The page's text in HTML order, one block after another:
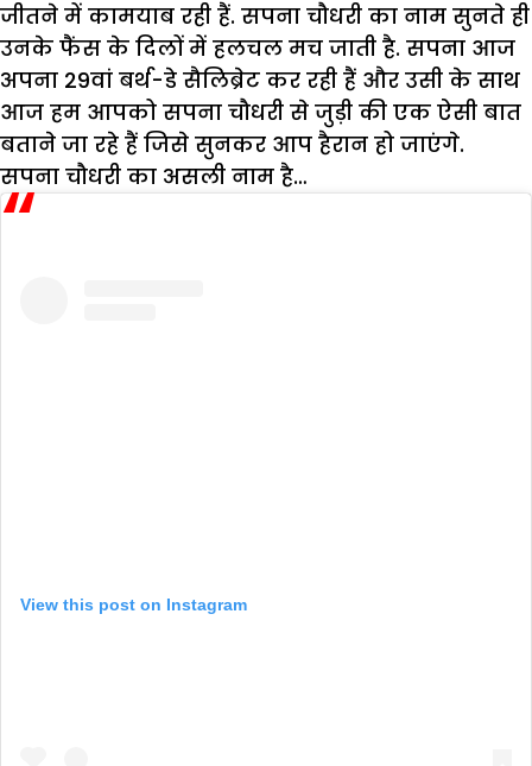
जीतने में कामयाब रही हैं. सपना चौधरी का नाम सुनते ही
उनके फैंस के दिलों में हलचल मच जाती है. सपना आज
अपना 29वां बर्थ-डे सैलिब्रेट कर रही हैं और उसी के साथ
आज हम आपको सपना चौधरी से जुड़ी की एक ऐसी बात
बताने जा रहे हैं जिसे सुनकर आप हैरान हो जाएंगे.
सपना चौधरी का असली नाम है…
View this post on Instagram